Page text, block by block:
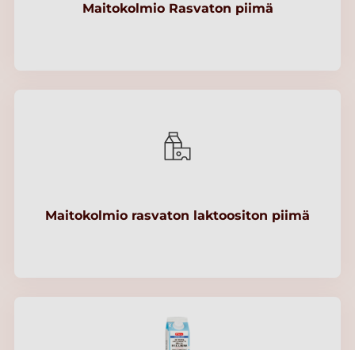
Maitokolmio Rasvaton piimä
Maitokolmio rasvaton laktoositon piimä